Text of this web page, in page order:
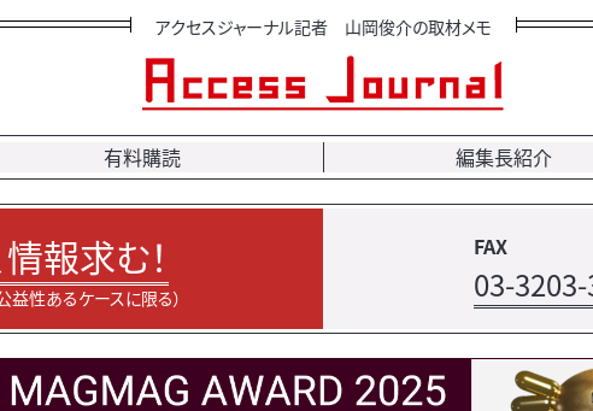
アクセスジャーナル記者 山岡俊介の取材メモ
有料購読 編集長紹介
報求む！
益性あるケースに限る）
FAX
03-